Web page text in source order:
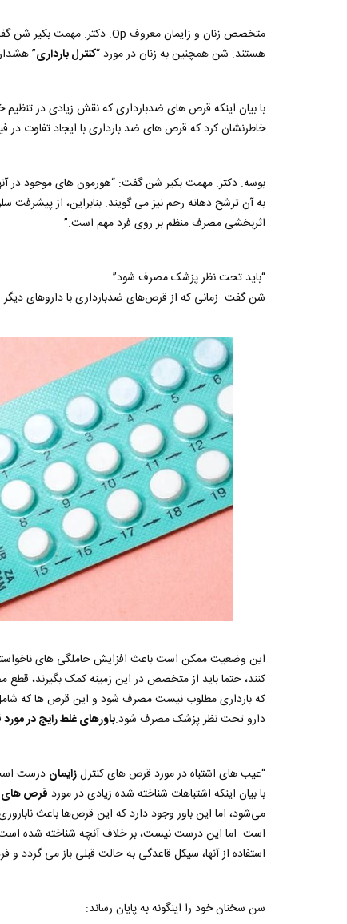
متخصص زنان و زایمان معروف Op. دکتر. مهمت بکیر شن گفت که
هستند. شن همچنین به زنان در مورد “کنترل بارداری”
خاطرنشان کرد که قرص های ضد بارداری با ایجاد تفاوت در
بوسه. دکتر. مهمت بکیر شن گفت: “هورمون های موجود در
به آن ترشح دهانه رحم نیز می گویند. بنابراین، از
اثربخشی مصرف منظم بر روی فرد مهم است.”
“باید تحت نظر پزشک مصرف شود”
شن گفت: زمانی که از قرص‌های ضدبارداری با داروهای دیگر
این وضعیت ممکن است باعث افزایش حاملگی های
کنند، حتما باید از متخصص در این زمینه کمک بگیرند،
دارو تحت نظر پزشک مصرف شود.باورهای غلط رایج در
“عیب های اشتباه در مورد قرص های کنترلزایمان درست
با بیان اینکه اشتباهات شناخته شده زیادی در مورد قرص های
می‌شود، اما این باور وجود دارد که این قرص‌ها باعث
است. اما این درست نیست، بر خلاف آنچه شناخته شده
استفاده از آنها، سیکل قاعدگی به حالت قبلی باز می گردد و
سن سخنان خود را اینگونه به پایان رساند: